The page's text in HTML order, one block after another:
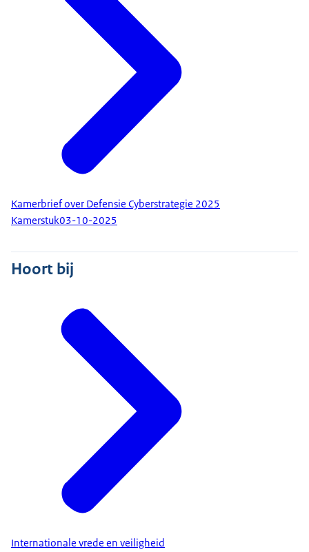
Kamerbrief over Defensie Cyberstrategie 2025
Kamerstuk03-10-2025
Hoort bij
Internationale vrede en veiligheid